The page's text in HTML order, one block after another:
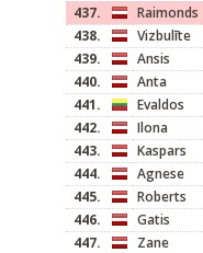
437.
Raimonds
438.
Vizbulīte
439.
Ansis
440.
Anta
441.
Evaldos
442.
Ilona
443.
Kaspars
444.
Agnese
445.
Roberts
446.
Gatis
447.
Zane